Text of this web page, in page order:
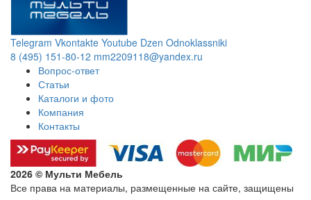
Telegram Vkontakte Youtube Dzen Odnoklassniki
8 (495) 151-80-12 mm2209118@yandex.ru
Вопрос-ответ
Статьи
Каталоги и фото
Компания
Контакты
2026 © Мульти Мебель
Все права на материалы, размещенные на сайте, защищены